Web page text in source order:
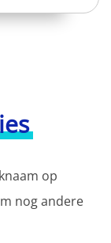
op
nog andere